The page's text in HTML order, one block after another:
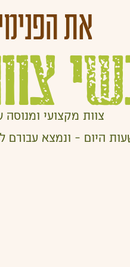
את
צוות מקצועי
היום – ונמצא עבורם